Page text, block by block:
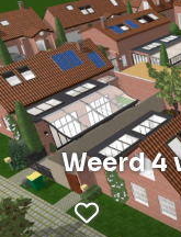
Weerd 4